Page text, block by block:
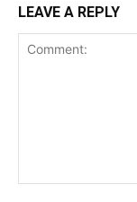
LEAVE A REPLY